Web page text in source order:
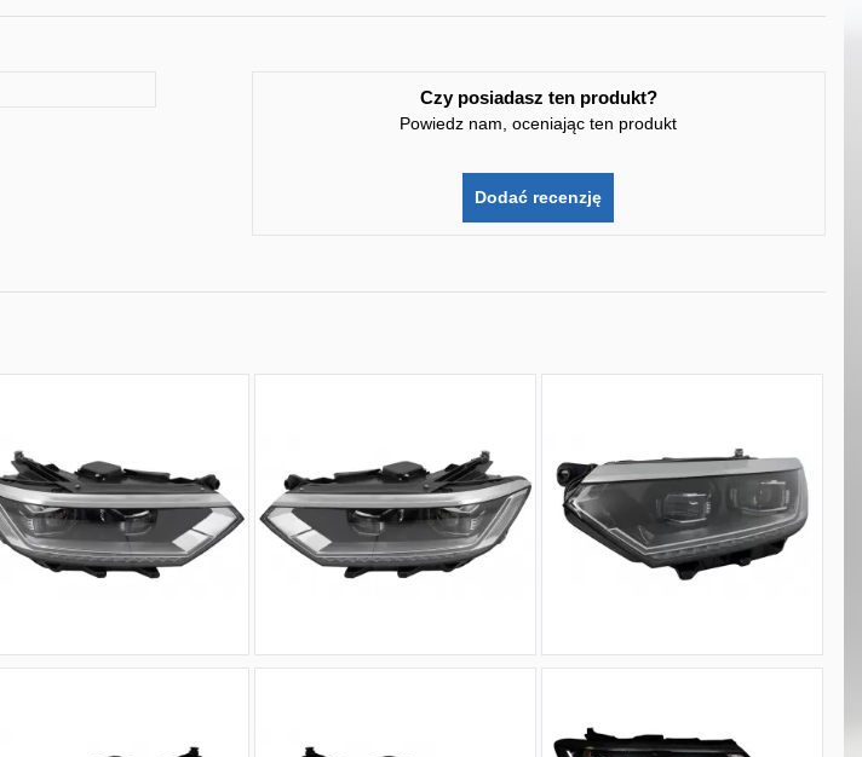
Czy posiadasz ten produkt?
Powiedz nam, oceniając ten produkt
Dodać recenzję